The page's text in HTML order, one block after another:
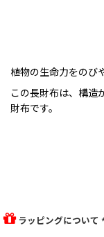
植物の生命力をのび
この長財布は、構造
財布です。
ラッピングについて